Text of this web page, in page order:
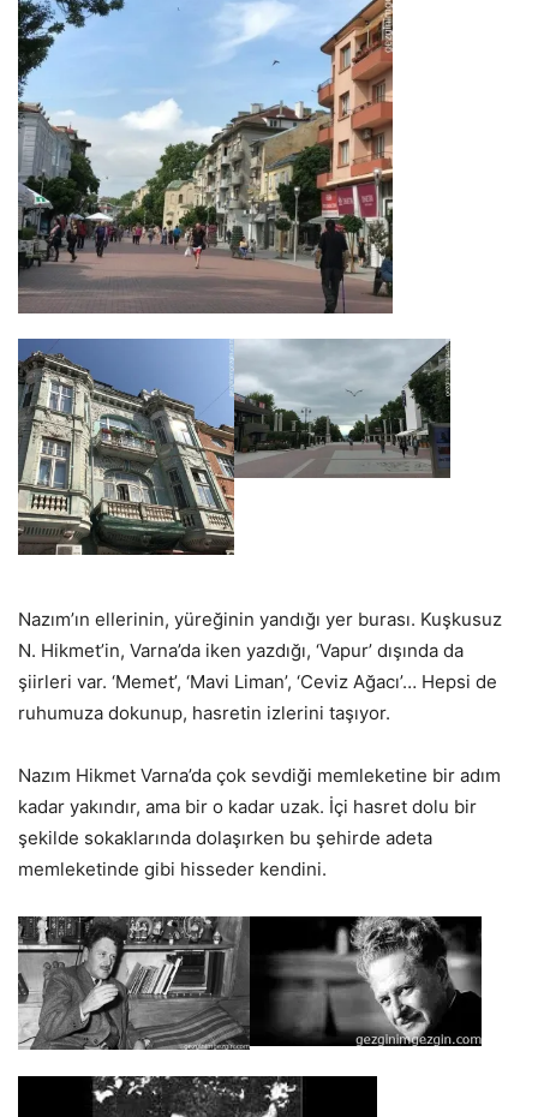
Nazım’ın ellerinin, yüreğinin yandığı yer burası. Kuşkusuz
N. Hikmet’in, Varna’da iken yazdığı, ‘Vapur’ dışında da
şiirleri var. ‘Memet’, ‘Mavi Liman’, ‘Ceviz Ağacı’… Hepsi de
ruhumuza dokunup, hasretin izlerini taşıyor.
Nazım Hikmet Varna’da çok sevdiği memleketine bir adım
kadar yakındır, ama bir o kadar uzak. İçi hasret dolu bir
şekilde sokaklarında dolaşırken bu şehirde adeta
memleketinde gibi hisseder kendini.